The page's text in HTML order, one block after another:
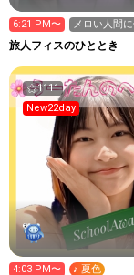
6:21 PM〜 メロい人間
旅人フィスのひととき
1111
New22day
4:03 PM〜 ♪ 夏色